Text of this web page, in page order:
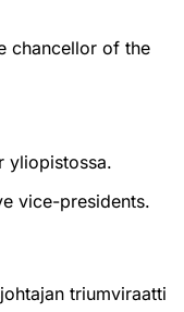
chancellor of the
yliopistossa.
vice-presidents.
triumviraatti